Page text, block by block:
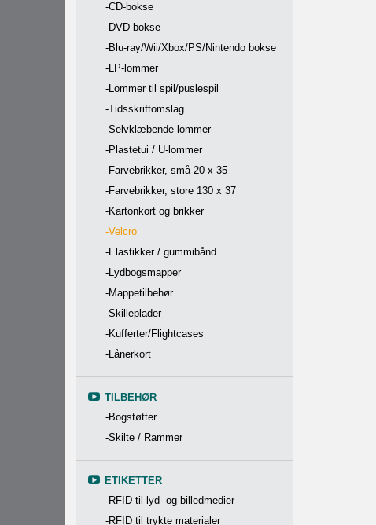
-CD-bokse
-DVD-bokse
-Blu-ray/Wii/Xbox/PS/Nintendo bokse
-LP-lommer
-Lommer til spil/puslespil
-Tidsskriftomslag
-Selvklæbende lommer
-Plastetui / U-lommer
-Farvebrikker, små 20 x 35
-Farvebrikker, store 130 x 37
-Kartonkort og brikker
-Velcro
-Elastikker / gummibånd
-Lydbogsmapper
-Mappetilbehør
-Skilleplader
-Kufferter/Flightcases
-Lånerkort
TILBEHØR
-Bogstøtter
-Skilte / Rammer
ETIKETTER
-RFID til lyd- og billedmedier
-RFID til trykte materialer